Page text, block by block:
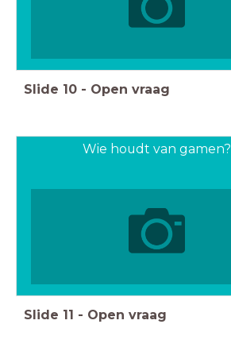
Slide 10 - Open vraag
Wie houdt van gamen?
Slide 11 - Open vraag